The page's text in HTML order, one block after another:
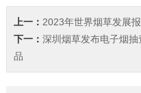
上一： 2023年世界烟草发展
下一： 深圳烟草发布电子烟
品